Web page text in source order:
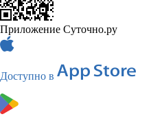
Приложение Суточно.ру
Доступно в